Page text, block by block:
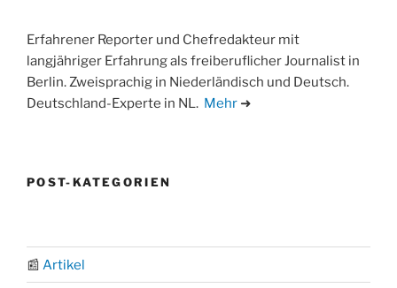
Erfahrener Reporter und Chefredakteur mit
langjähriger Erfahrung als freiberuflicher Journalist in
Berlin. Zweisprachig in Niederländisch und Deutsch.
Deutschland-Experte in NL. Mehr ➜
POST-KATEGORIEN
📰 Artikel